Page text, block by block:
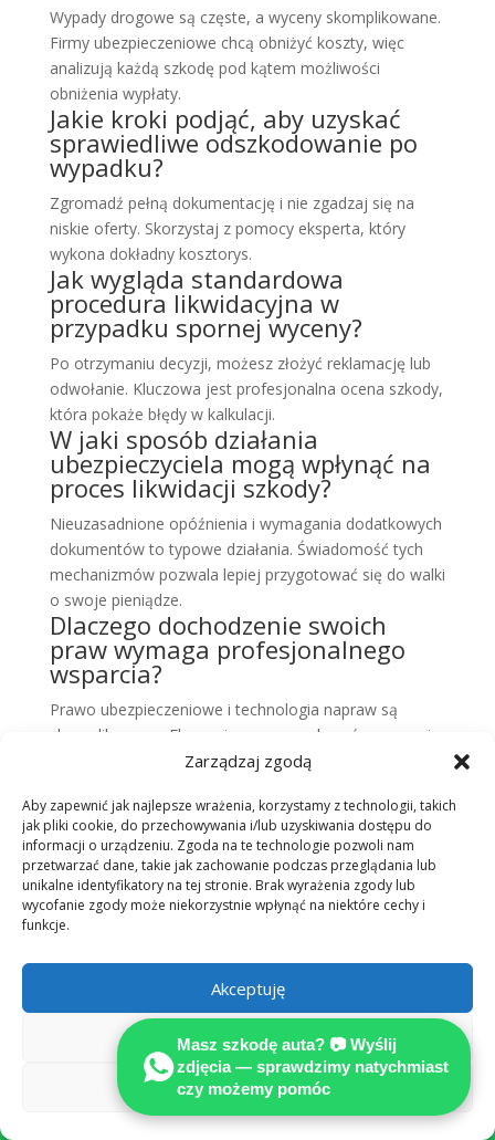
Zarządzaj zgodą
Aby zapewnić jak najlepsze wrażenia, korzystamy z technologii, takich
jak pliki cookie, do przechowywania i/lub uzyskiwania dostępu do
informacji o urządzeniu. Zgoda na te technologie pozwoli nam
przetwarzać dane, takie jak zachowanie podczas przeglądania lub
unikalne identyfikatory na tej stronie. Brak wyrażenia zgody lub
wycofanie zgody może niekorzystnie wpłynąć na niektóre cechy i
funkcje.
Akceptuję
Odmów
Zobacz preferencje
Wypady drogowe są częste, a wyceny skomplikowane.
Firmy ubezpieczeniowe chcą obniżyć koszty, więc
analizują każdą szkodę pod kątem możliwości
obniżenia wypłaty.
Jakie kroki podjąć, aby uzyskać
sprawiedliwe odszkodowanie po
wypadku?
Zgromadź pełną dokumentację i nie zgadzaj się na
niskie oferty. Skorzystaj z pomocy eksperta, który
wykona dokładny kosztorys.
Jak wygląda standardowa
procedura likwidacyjna w
przypadku spornej wyceny?
Po otrzymaniu decyzji, możesz złożyć reklamację lub
odwołanie. Kluczowa jest profesjonalna ocena szkody,
która pokaże błędy w kalkulacji.
W jaki sposób działania
ubezpieczyciela mogą wpłynąć na
proces likwidacji szkody?
Nieuzasadnione opóźnienia i wymagania dodatkowych
dokumentów to typowe działania. Świadomość tych
mechanizmów pozwala lepiej przygotować się do walki
o swoje pieniądze.
Dlaczego dochodzenie swoich
praw wymaga profesjonalnego
wsparcia?
Prawo ubezpieczeniowe i technologia napraw są
skomplikowane. Eksperci pomogą wskazać naruszenia
procedur i sformułować roszczenia odszkodowawcze.
Likwidacja szkody:
samodzielnie czy z
MOTOEXPERT?
Porównaj, zanim ubezpieczyciel zdecyduje za
✗ Samodzielnie
(kalkulator / AI
ubezpieczyciela)
✓ Z MOTOEXPERT
+ rekomendowany
Adwokat
Niezależna

Masz szkodę auta? 📷 Wyślij
zdjęcia — sprawdzimy natychmiast
czy możemy pomóc